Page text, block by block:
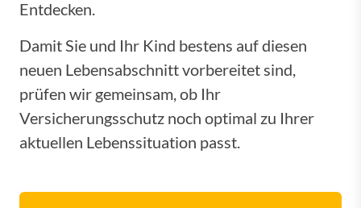
Entdecken.
Damit Sie und Ihr Kind bestens auf diesen
neuen Lebensabschnitt vorbereitet sind,
prüfen wir gemeinsam, ob Ihr
Versicherungsschutz noch optimal zu Ihrer
aktuellen Lebenssituation passt.